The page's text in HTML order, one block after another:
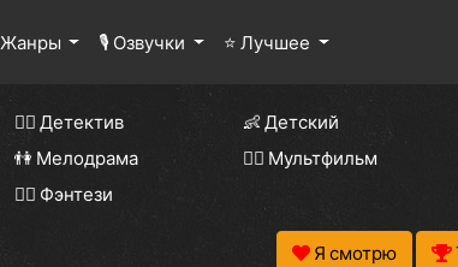
Жанры 🎙 Озвучки ⭐ Лучшее
🕵️‍♂️ Детектив 👶 Детский
👫 Мелодрама 🧚‍♀️ Мультфильм
🧝‍♂️ Фэнтези
Я смотрю